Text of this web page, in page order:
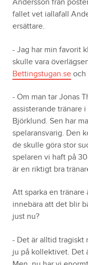
Andersson från
fallet vet iallafall
ersättare.
- Jag har min favorit
skulle vara
Bettingstugan.se och
- Om man tar Jonas
assisterande tränare
Björklund. Sen har
spelaransvarig. Den
de skulle göra stor
spelaren vi haft på
är en riktigt bra
Att sparka en
innebära att det blir
just nu?
- Det är alltid tragiskt
ju på kollektivet. Det